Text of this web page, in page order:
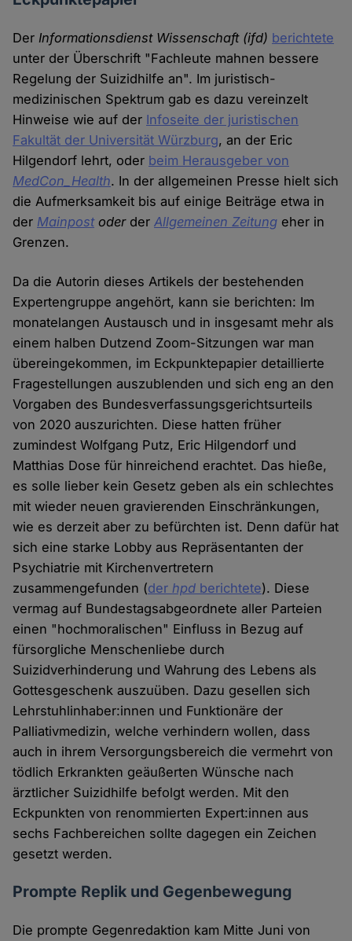
Der Informationsdienst Wissenschaft (ifd) berichtete
unter der Überschrift "Fachleute mahnen bessere
Regelung der Suizidhilfe an". Im juristisch-
medizinischen Spektrum gab es dazu vereinzelt
Hinweise wie auf der Infoseite der juristischen
Fakultät der Universität Würzburg, an der Eric
Hilgendorf lehrt, oder beim Herausgeber von
MedCon_Health. In der allgemeinen Presse hielt sich
die Aufmerksamkeit bis auf einige Beiträge etwa in
der MainpostoderderAllgemeinen Zeitung eher in
Grenzen.
Da die Autorin dieses Artikels der bestehenden
Expertengruppe angehört, kann sie berichten: Im
monatelangen Austausch und in insgesamt mehr als
einem halben Dutzend Zoom-Sitzungen war man
übereingekommen, im Eckpunktepapier detaillierte
Fragestellungen auszublenden und sich eng an den
Vorgaben des Bundesverfassungsgerichtsurteils
von 2020 auszurichten. Diese hatten früher
zumindest Wolfgang Putz, Eric Hilgendorf und
Matthias Dose für hinreichend erachtet. Das hieße,
es solle lieber kein Gesetz geben als ein schlechtes
mit wieder neuen gravierenden Einschränkungen,
wie es derzeit aber zu befürchten ist. Denn dafür hat
sich eine starke Lobby aus Repräsentanten der
Psychiatrie mit Kirchenvertretern
zusammengefunden (der hpd berichtete). Diese
vermag auf Bundestagsabgeordnete aller Parteien
einen "hochmoralischen" Einfluss in Bezug auf
fürsorgliche Menschenliebe durch
Suizidverhinderung und Wahrung des Lebens als
Gottesgeschenk auszuüben. Dazu gesellen sich
Lehrstuhlinhaber:innen und Funktionäre der
Palliativmedizin, welche verhindern wollen, dass
auch in ihrem Versorgungsbereich die vermehrt von
tödlich Erkrankten geäußerten Wünsche nach
ärztlicher Suizidhilfe befolgt werden. Mit den
Eckpunkten von renommierten Expert:innen aus
sechs Fachbereichen sollte dagegen ein Zeichen
gesetzt werden.
Prompte Replik und Gegenbewegung
Die prompte Gegenredaktion kam Mitte Juni von